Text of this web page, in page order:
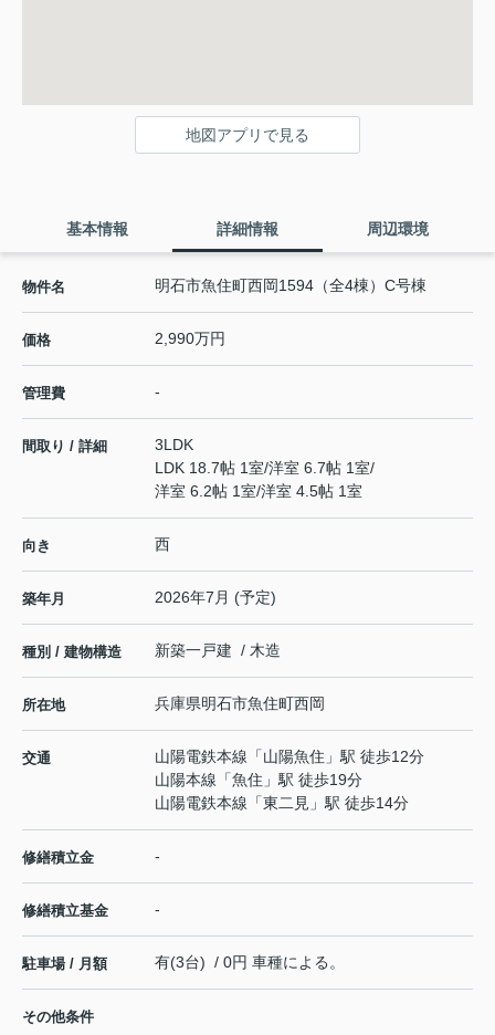
地図アプリで見る
基本情報 詳細情報 周辺環境
物件名 明石市魚住町西岡1594（全4棟）C号棟
価格 2,990万円
管理費 -
間取り / 詳細
3LDK
LDK 18.7帖 1室/洋室 6.7帖 1室/
洋室 6.2帖 1室/洋室 4.5帖 1室
向き 西
築年月 2026年7月 (予定)
種別 / 建物構造 新築一戸建 / 木造
所在地 兵庫県明石市魚住町西岡
交通 山陽電鉄本線 「山陽魚住 」駅 徒歩12分
山陽本線 「魚住 」駅 徒歩19分
山陽電鉄本線 「東二見 」駅 徒歩14分
修繕積立金 -
修繕積立基金 -
駐車場 / 月額 有(3台) / 0円 車種による。
その他条件